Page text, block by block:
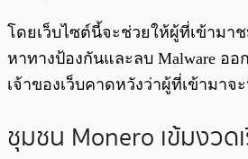
โดยเว็บไซต์นี้จะช่วยให้ผู้ที่เข้ามา
หาทางป้องกันและลบ Malware ออ
เจ้าของเว็บคาดหวังว่าผู้ที่เข้ามาจ
ชุมชน Monero เข้มงวด